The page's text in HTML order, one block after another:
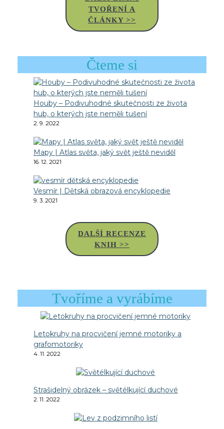
TVOŘENÍ A
ČLÁNKY >>
Čteme si
Houby – Podivuhodné skutečnosti ze života
hub, o kterých jste neměli tušení
2. 9. 2022
Mapy | Atlas světa, jaký svět ještě neviděl
16. 12. 2021
Vesmír | Dětská obrazová encyklopedie
9. 3. 2021
DALŠÍ RECENZE
KNIH >>
Tvoříme a vyrábíme
Letokruhy na procvičení jemné motoriky a
grafomotoriky
4. 11. 2022
Strašidelný obrázek – světélkující duchové
2. 11. 2022